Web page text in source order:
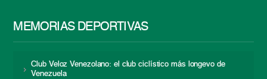
MEMORIAS DEPORTIVAS
Club Veloz Venezolano: el club ciclístico más longevo de
Venezuela